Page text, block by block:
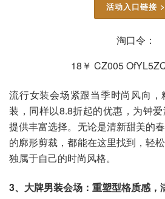
活动入口链接 >
淘口令：
18￥ CZ005
流行女装会场紧跟当季时尚风向
装，同样以8.8折起的优惠，为钟
提供丰富选择。无论是清新甜美的
的廓形剪裁，都能在这里找到，轻
独属于自己的时尚风格。
3、大牌男装会场：重塑型格质感，